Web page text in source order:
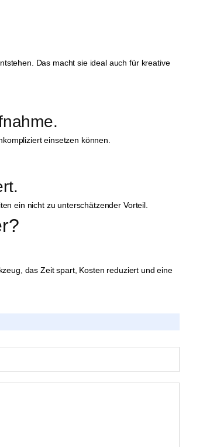
Das macht sie ideal auch für kreative
einsetzen können.
ein nicht zu unterschätzender Vorteil.
das Zeit spart, Kosten reduziert und eine